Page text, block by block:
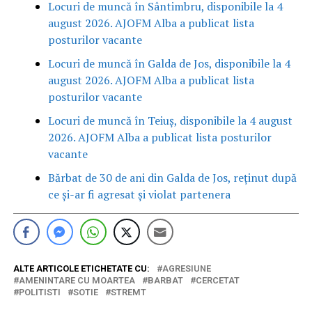
Locuri de muncă în Sântimbru, disponibile la 4
august 2026. AJOFM Alba a publicat lista
posturilor vacante
Locuri de muncă în Galda de Jos, disponibile la 4
august 2026. AJOFM Alba a publicat lista
posturilor vacante
Locuri de muncă în Teiuș, disponibile la 4 august
2026. AJOFM Alba a publicat lista posturilor
vacante
Bărbat de 30 de ani din Galda de Jos, reținut după
ce și-ar fi agresat și violat partenera
ALTE ARTICOLE ETICHETATE CU:
AGRESIUNE
AMENINTARE CU MOARTEA
BARBAT
CERCETAT
POLITISTI
SOTIE STREMT